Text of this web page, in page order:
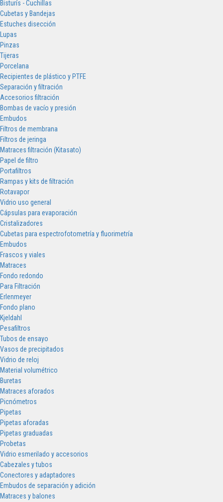
Bisturís - Cuchillas
Cubetas y Bandejas
Estuches disección
Lupas
Pinzas
Tijeras
Porcelana
Recipientes de plástico y PTFE
Separación y filtración
Accesorios filtración
Bombas de vacío y presión
Embudos
Filtros de membrana
Filtros de jeringa
Matraces filtración (Kitasato)
Papel de filtro
Portafiltros
Rampas y kits de filtración
Rotavapor
Vidrio uso general
Cápsulas para evaporación
Cristalizadores
Cubetas para espectrofotometría y fluorimetría
Embudos
Frascos y viales
Matraces
Fondo redondo
Para Filtración
Erlenmeyer
Fondo plano
Kjeldahl
Pesafiltros
Tubos de ensayo
Vasos de precipitados
Vidrio de reloj
Material volumétrico
Buretas
Matraces aforados
Picnómetros
Pipetas
Pipetas aforadas
Pipetas graduadas
Probetas
Vidrio esmerilado y accesorios
Cabezales y tubos
Conectores y adaptadores
Embudos de separación y adición
Matraces y balones